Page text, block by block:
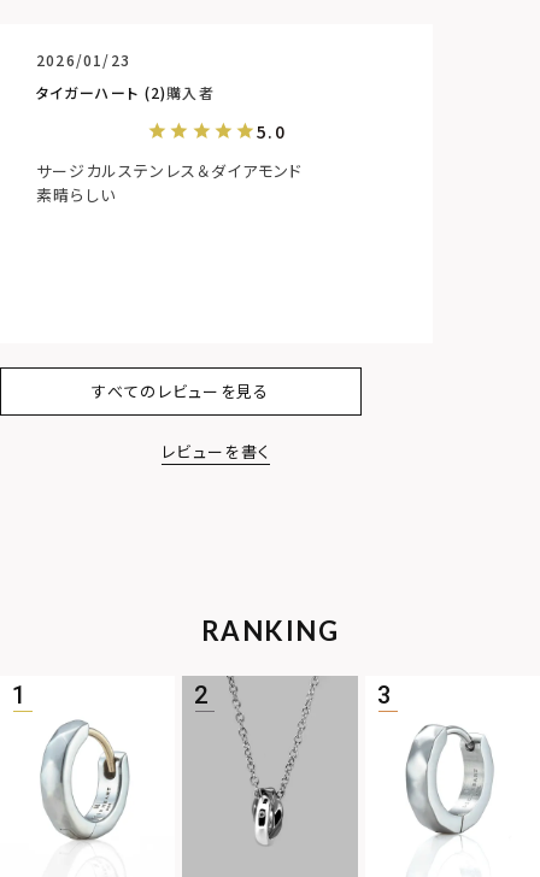
タイガーハート 2 購入者
2026/01/23
サージカルステンレス＆ダイアモンド
素晴らしい
すべてのレビューを見る
レビューを書く
RANKING